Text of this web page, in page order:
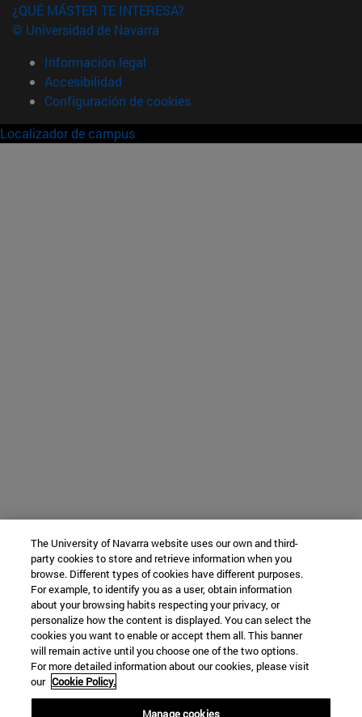
¿QUÉ MÁSTER TE INTERESA?
© Universidad de Navarra
Información legal
Accesibilidad
Configuración de cookies
Localizador de campus
The University of Navarra website uses our own and third-
party cookies to store and retrieve information when you
browse. Different types of cookies have different purposes.
For example, to identify you as a user, obtain information
about your browsing habits respecting your privacy, or
personalize how the content is displayed. You can select the
cookies you want to enable or accept them all. This banner
will remain active until you choose one of the two options.
For more detailed information about our cookies, please visit
our Cookie Policy.
Manage cookies